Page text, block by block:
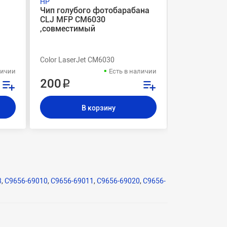
Чип голубого фотобарабана
CLJ MFP CM6030
,совместимый
Color LaserJet CM6030
Есть в наличии
200 ₽
В корзину
, C9656-69010, C9656-69011, C9656-69020, C9656-